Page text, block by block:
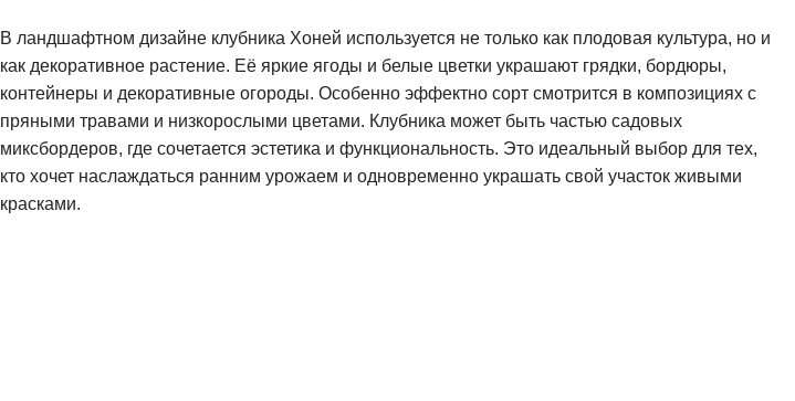
В ландшафтном дизайне клубника Хоней используется не только как плодовая культура, но и
как декоративное растение. Её яркие ягоды и белые цветки украшают грядки, бордюры,
контейнеры и декоративные огороды. Особенно эффектно сорт смотрится в композициях с
пряными травами и низкорослыми цветами. Клубника может быть частью садовых
миксбордеров, где сочетается эстетика и функциональность. Это идеальный выбор для тех,
кто хочет наслаждаться ранним урожаем и одновременно украшать свой участок живыми
красками.